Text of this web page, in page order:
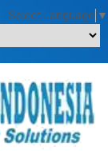
Select Language ▼